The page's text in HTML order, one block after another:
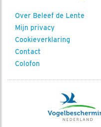
Over Beleef de Lente
Mijn privacy
Cookieverklaring
Contact
Colofon